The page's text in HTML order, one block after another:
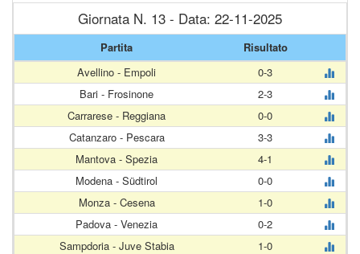
Giornata N. 13 - Data: 22-11-2025
Partita
Risultato
Avellino - Empoli
0-3
Bari - Frosinone
2-3
Carrarese - Reggiana
0-0
Catanzaro - Pescara
3-3
Mantova - Spezia
4-1
Modena - Südtirol
0-0
Monza - Cesena
1-0
Padova - Venezia
0-2
Sampdoria - Juve Stabia
1-0